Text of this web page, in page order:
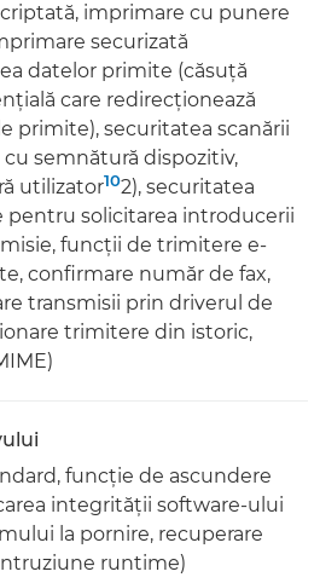
imprimare cu punere
securizată
datelor primite (căsuţă
care redirecţionează
primite), securitatea scanării
cu semnătură dispozitiv,
utilizator102), securitatea
pentru solicitarea introducerii
funcţii de trimitere e-
confirmare număr de fax,
transmisii prin driverul de
trimitere din istoric,
funcţie de ascundere
integrităţii software-ului
la pornire, recuperare
runtime)